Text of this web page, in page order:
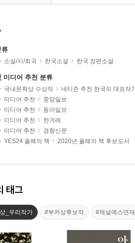
류
소설/시/희곡 한국소설 한국 장편소설
미디어 추천 분류
국내문학상 수상작
네티즌 추천 한국의 대표작
미디어 추천
중앙일보
미디어 추천
동아일보
미디어 추천
한겨레
미디어 추천
경향신문
YES24 올해의 책 2020년 올해의 책 후보도서
태그
_우리작가 #부커상후보작 #채널예스연재